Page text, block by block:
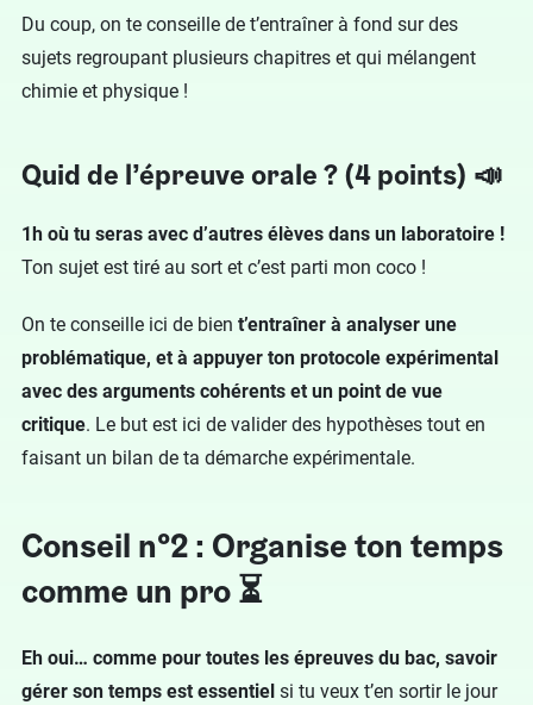
Du coup, on te conseille de t’entraîner à fond sur des
sujets regroupant plusieurs chapitres et qui mélangent
chimie et physique !
Quid de l’épreuve orale ? (4 points) 📣
1h où tu seras avec d’autres élèves dans un laboratoire !
Ton sujet est tiré au sort et c’est parti mon coco !
On te conseille ici de bien t’entraîner à analyser une
problématique, et à appuyer ton protocole expérimental
avec des arguments cohérents et un point de vue
critique. Le but est ici de valider des hypothèses tout en
faisant un bilan de ta démarche expérimentale.
Conseil n°2 : Organise ton temps
comme un pro ⏳
Eh oui… comme pour toutes les épreuves du bac, savoir
gérer son temps est essentiel si tu veux t’en sortir le jour